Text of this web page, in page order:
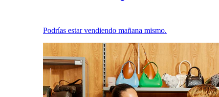
Podrías estar vendiendo mañana mismo.